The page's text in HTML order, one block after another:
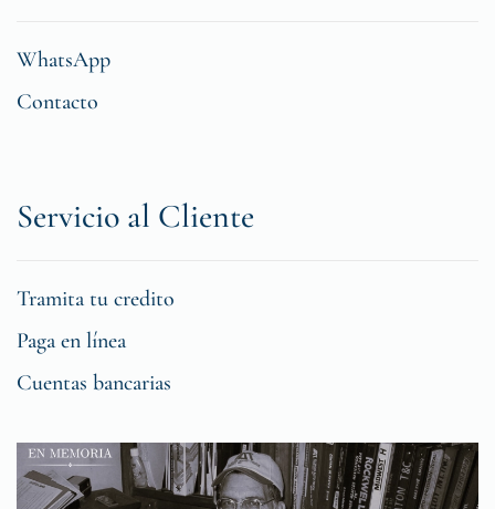
WhatsApp
Contacto
Servicio al Cliente
Tramita tu credito
Paga en línea
Cuentas bancarias